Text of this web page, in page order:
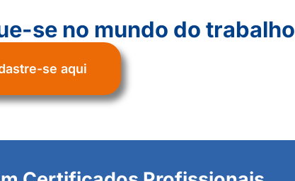
se no mundo do trabalho
se aqui